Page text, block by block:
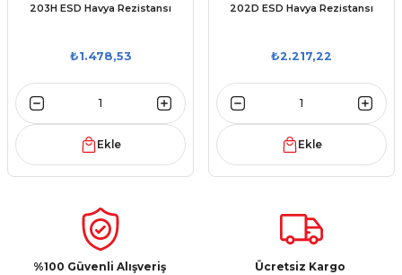
203H ESD Havya Rezistansı
₺1.478,53
Ekle
202D ESD Havya Rezistansı
₺2.217,22
Ekle
%100 Güvenli Alışveriş Ücretsiz Kargo